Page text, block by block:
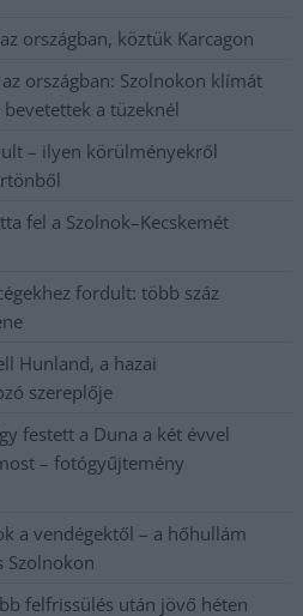
országban, köztük Karcagon
országban: Szolnokon klímát
a tüzeknél
– ilyen körülményekről
fel a Szolnok–Kecskemét
fordult: több száz
Hunland, a hazai
szereplője
festett a Duna a két évvel
– fotógyűjtemény
a vendégektől – a hőhullám
Szolnokon
felfrissülés után jövő héten